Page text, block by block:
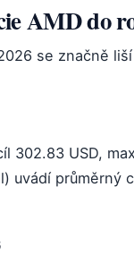
AMD do
se značně
302.83 USD,
uvádí průměrný